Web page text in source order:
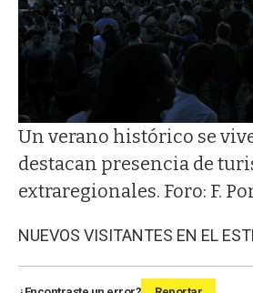
Un verano histórico se
destacan presencia de
extraregionales. Foro: F.
NUEVOS VISITANTES EN EL